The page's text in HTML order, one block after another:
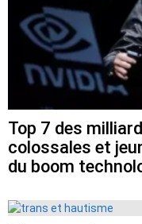
Top 7 des
colossales et
du boom